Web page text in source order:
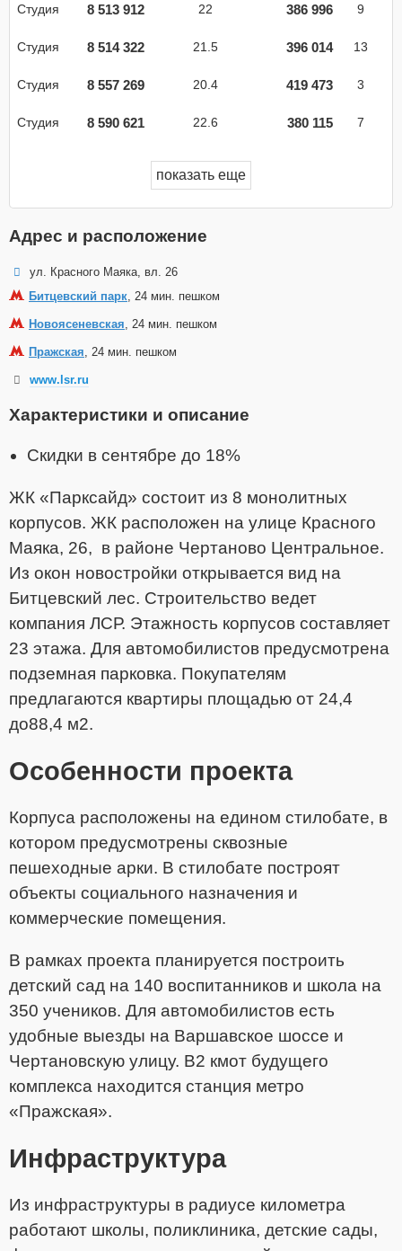
Студия 8 513 912 22 386 996 9
Студия 8 514 322 21.5 396 014 13
Студия 8 557 269 20.4 419 473 3
Студия 8 590 621 22.6 380 115 7
показать еще
Адрес и расположение
ул. Красного Маяка, вл. 26
Битцевский парк, 24 мин. пешком
Новоясеневская, 24 мин. пешком
Пражская, 24 мин. пешком
www.lsr.ru
Характеристики и описание
Скидки в сентябре до 18%
ЖК «Парксайд» состоит из 8 монолитных
корпусов. ЖК расположен на улице Красного
Маяка, 26, в районе Чертаново Центральное.
Из окон новостройки открывается вид на
Битцевский лес. Строительство ведет
компания ЛСР. Этажность корпусов составляет
23 этажа. Для автомобилистов предусмотрена
подземная парковка. Покупателям
предлагаются квартиры площадью от 24,4
до88,4 м2.
Особенности проекта
Корпуса расположены на едином стилобате, в
котором предусмотрены сквозные
пешеходные арки. В стилобате построят
объекты социального назначения и
коммерческие помещения.
В рамках проекта планируется построить
детский сад на 140 воспитанников и школа на
350 учеников. Для автомобилистов есть
удобные выезды на Варшавское шоссе и
Чертановскую улицу. В2 кмот будущего
комплекса находится станция метро
«Пражская».
Инфраструктура
Из инфраструктуры в радиусе километра
работают школы, поликлиника, детские сады,